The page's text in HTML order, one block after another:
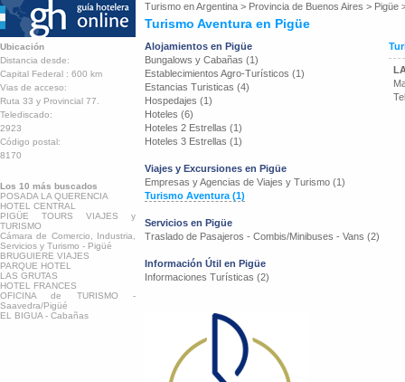
Turismo enArgentina > Provincia de Buenos Aires > Pigüe
Turismo Aventura en Pigüe
Ubicación
Distancia desde:
Capital Federal : 600 km
Vias de acceso:
Ruta 33 y Provincial 77.
Telediscado:
2923
Código postal:
8170
Los 10 más buscados
POSADA LA QUERENCIA
HOTEL CENTRAL
PIGÜE TOURS VIAJES y
TURISMO
Cámara de Comercio, Industria,
Servicios y Turismo - Pigüé
BRUGUIERE VIAJES
PARQUE HOTEL
LAS GRUTAS
HOTEL FRANCES
OFICINA de TURISMO -
Saavedra/Pigüé
EL BIGUA - Cabañas
Alojamientos en Pigüe
Bungalows y Cabañas (1)
Establecimientos Agro-Turísticos (1)
Estancias Turisticas (4)
Hospedajes (1)
Hoteles (6)
Hoteles 2 Estrellas (1)
Hoteles 3 Estrellas (1)
Viajes y Excursiones en Pigüe
Empresas y Agencias de Viajes y Turismo (1)
Turismo Aventura (1)
Servicios en Pigüe
Traslado de Pasajeros - Combis/Minibuses - Vans (2)
Información Útil en Pigüe
Informaciones Turísticas (2)